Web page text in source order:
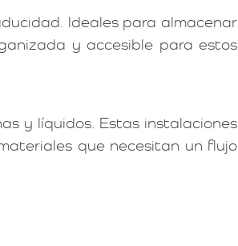
Ideales para almacenar
y accesible para estos
y líquidos. Estas instalaciones
que necesitan un flujo